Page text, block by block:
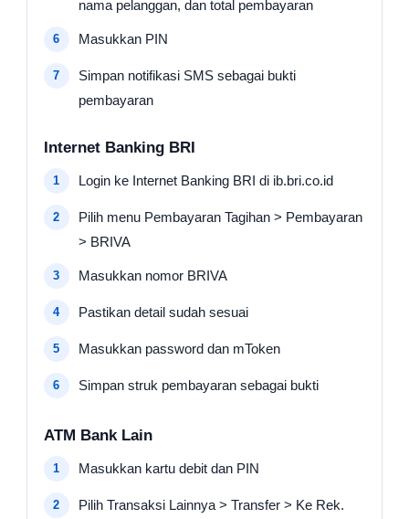
nama pelanggan, dan total pembayaran
Masukkan PIN
Simpan notifikasi SMS sebagai bukti
pembayaran
Internet Banking BRI
Login ke Internet Banking BRI di ib.bri.co.id
Pilih menu Pembayaran Tagihan > Pembayaran
> BRIVA
Masukkan nomor BRIVA
Pastikan detail sudah sesuai
Masukkan password dan mToken
Simpan struk pembayaran sebagai bukti
ATM Bank Lain
Masukkan kartu debit dan PIN
Pilih Transaksi Lainnya > Transfer > Ke Rek.